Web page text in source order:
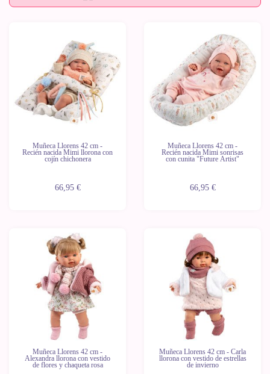
Muñeca Llorens 42 cm -
Recién nacida Mimi llorona con
cojín chichonera
66,95 €
Muñeca Llorens 42 cm -
Recién nacida Mimi sonrisas
con cunita "Future Artist"
66,95 €
Muñeca Llorens 42 cm -
Alexandra llorona con vestido
de flores y chaqueta rosa
Muñeca Llorens 42 cm - Carla
llorona con vestido de estrellas
de invierno